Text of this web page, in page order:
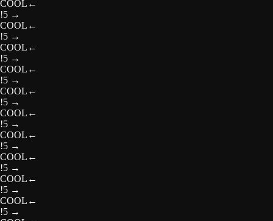
COOL ←
!5 →
COOL ←
!5 →
COOL ←
!5 →
COOL ←
!5 →
COOL ←
!5 →
COOL ←
!5 →
COOL ←
!5 →
COOL ←
!5 →
COOL ←
!5 →
COOL ←
!5 →